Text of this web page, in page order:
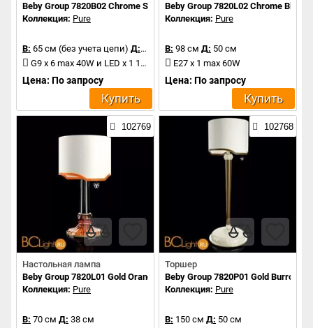
Beby Group 7820B02 Chrome Silver Cortina Black Lilac
Коллекция: Pure
В: 65 см (без учета цепи) Д:85 см
G9 x 6 max 40W и LED x 1 1.2W
Цена: По запросу
Купить
Beby Group 7820L02 Chrome Blue
Коллекция: Pure
В: 98 см Д: 50 см
E27 x 1 max 60W
Цена: По запросу
Купить
102769
Настольная лампа
Beby Group 7820L01 Gold Orange Sicily 057 - vintage rose
Коллекция: Pure
В: 70 см Д: 38 см
102768
Торшер
Beby Group 7820P01 Gold Burro
Коллекция: Pure
В: 150 см Д: 50 см